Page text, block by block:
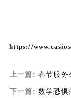
https://
上一篇: 春节服务
下一篇: 数学恐惧